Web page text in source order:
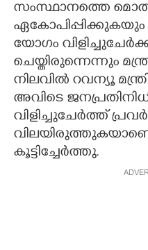
സംസ്ഥാനത്തെ
യോഗം
ചെയ്തിരുന്നെന്നും
നിലവിൽ റവന്യൂ
അവിടെ
വിളിച്ചുചേർത്ത്
കൂട്ടിച്ചേർത്തു.